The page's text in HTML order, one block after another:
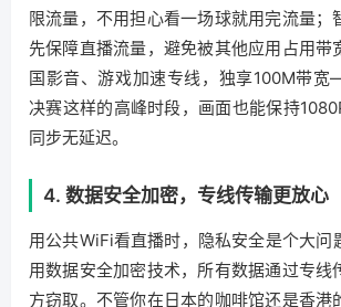
限流量，不用担心看一场球就用完流量；
先保障直播流量，避免被其他应用占用带
国影音、游戏加速专线，独享100M带
决赛这样的高峰时段，画面也能保持
同步无延迟。
4. 数据安全加密，专线传输更放心
用公共WiFi看直播时，隐私安全是个大问
用数据安全加密技术，所有数据通过专线
方窃取。不管你在日本的咖啡馆还是香港